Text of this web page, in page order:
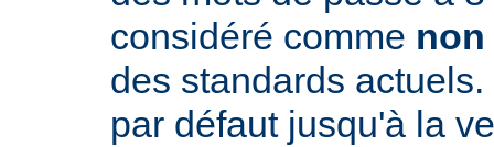
considéré comme
des standards
par défaut jusqu'à la